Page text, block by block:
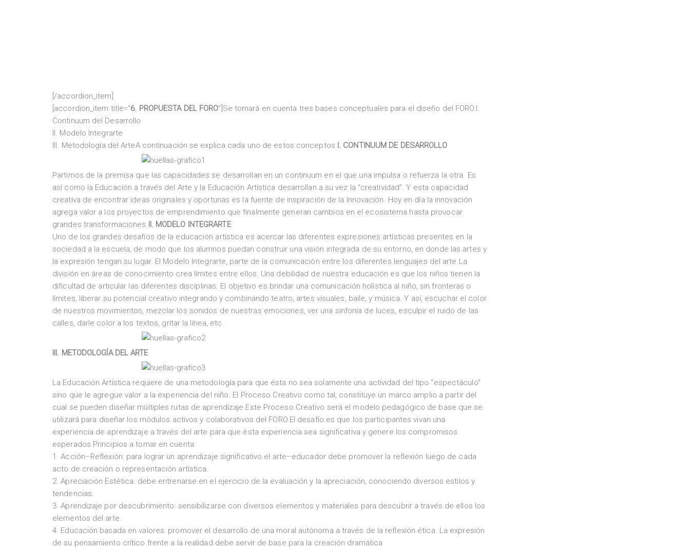
[/accordion_item]
[accordion_item title=”6. PROPUESTA DEL FORO“]Se tomará en cuenta tres bases conceptuales para el diseño del FORO:I.
Continuum del Desarrollo
II. Modelo Integrarte
III. Metodología del ArteA continuación se explica cada uno de estos conceptos.I. CONTINUUM DE DESARROLLO
Partimos de la premisa que las capacidades se desarrollan en un continuum en el que una impulsa o refuerza la otra. Es
así como la Educación a través del Arte y la Educación Artística desarrollan a su vez la “creatividad”. Y esta capacidad
creativa de encontrar ideas originales y oportunas es la fuente de inspiración de la Innovación. Hoy en día la innovación
agrega valor a los proyectos de emprendimiento que finalmente generan cambios en el ecosistema hasta provocar
grandes transformaciones. II. MODELO INTEGRARTE
Uno de los grandes desafíos de la educación artística es acercar las diferentes expresiones artísticas presentes en la
sociedad a la escuela, de modo que los alumnos puedan construir una visión integrada de su entorno, en donde las artes y
la expresión tengan su lugar. El Modelo Integrarte, parte de la comunicación entre los diferentes lenguajes del arte.La
división en áreas de conocimiento crea límites entre ellos. Una debilidad de nuestra educación es que los niños tienen la
dificultad de articular las diferentes disciplinas. El objetivo es brindar una comunicación holística al niño, sin fronteras o
límites, liberar su potencial creativo integrando y combinando teatro, artes visuales, baile, y música. Y así, escuchar el color
de nuestros movimientos, mezclar los sonidos de nuestras emociones, ver una sinfonía de luces, esculpir el ruido de las
calles, darle color a los textos, gritar la línea, etc.
III. METODOLOGÍA DEL ARTE
La Educación Artística requiere de una metodología para que ésta no sea solamente una actividad del tipo “espectáculo”
sino que le agregue valor a la experiencia del niño. El Proceso Creativo como tal, constituye un marco amplio a partir del
cual se pueden diseñar múltiples rutas de aprendizaje.Este Proceso Creativo será el modelo pedagógico de base que se
utilizará para diseñar los módulos activos y colaborativos del FORO.El desafío es que los participantes vivan una
experiencia de aprendizaje a través del arte para que ésta experiencia sea significativa y genere los compromisos
esperados.Principios a tomar en cuenta:
1. Acción–Reflexión: para lograr un aprendizaje significativo el arte–educador debe promover la reflexión luego de cada
acto de creación o representación artística.
2. Apreciación Estética: debe entrenarse en el ejercicio de la evaluación y la apreciación, conociendo diversos estilos y
tendencias.
3. Aprendizaje por descubrimiento: sensibilizarse con diversos elementos y materiales para descubrir a través de ellos los
elementos del arte.
4. Educación basada en valores: promover el desarrollo de una moral autónoma a través de la reflexión ética. La expresión
de su pensamiento crítico frente a la realidad debe servir de base para la creación dramática